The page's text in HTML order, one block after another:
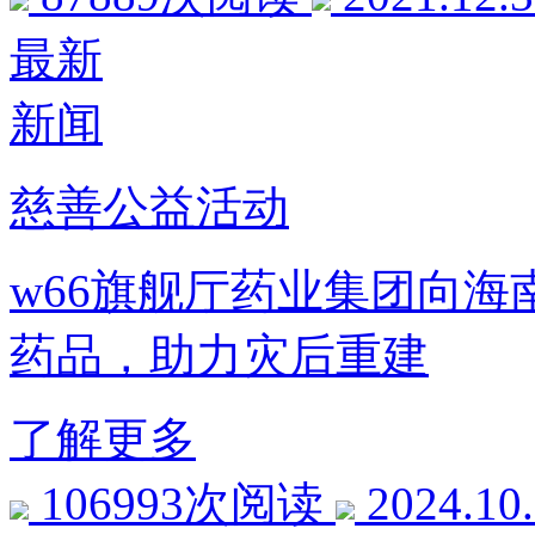
最新
新闻
慈善公益活动
w66旗舰厅药业集团向海
药品，助力灾后重建
了解更多
106993次阅读